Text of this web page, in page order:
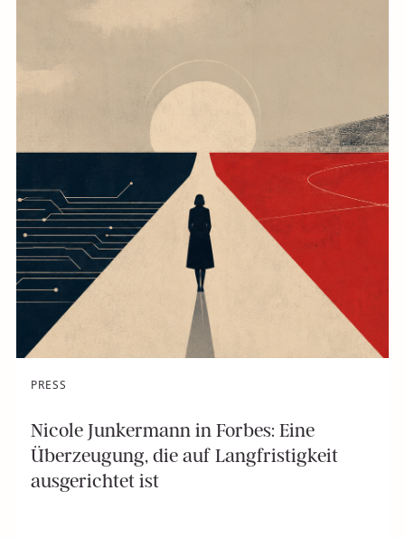
PRESS
Nicole Junkermann in Forbes: Eine
Überzeugung, die auf Langfristigkeit
ausgerichtet ist